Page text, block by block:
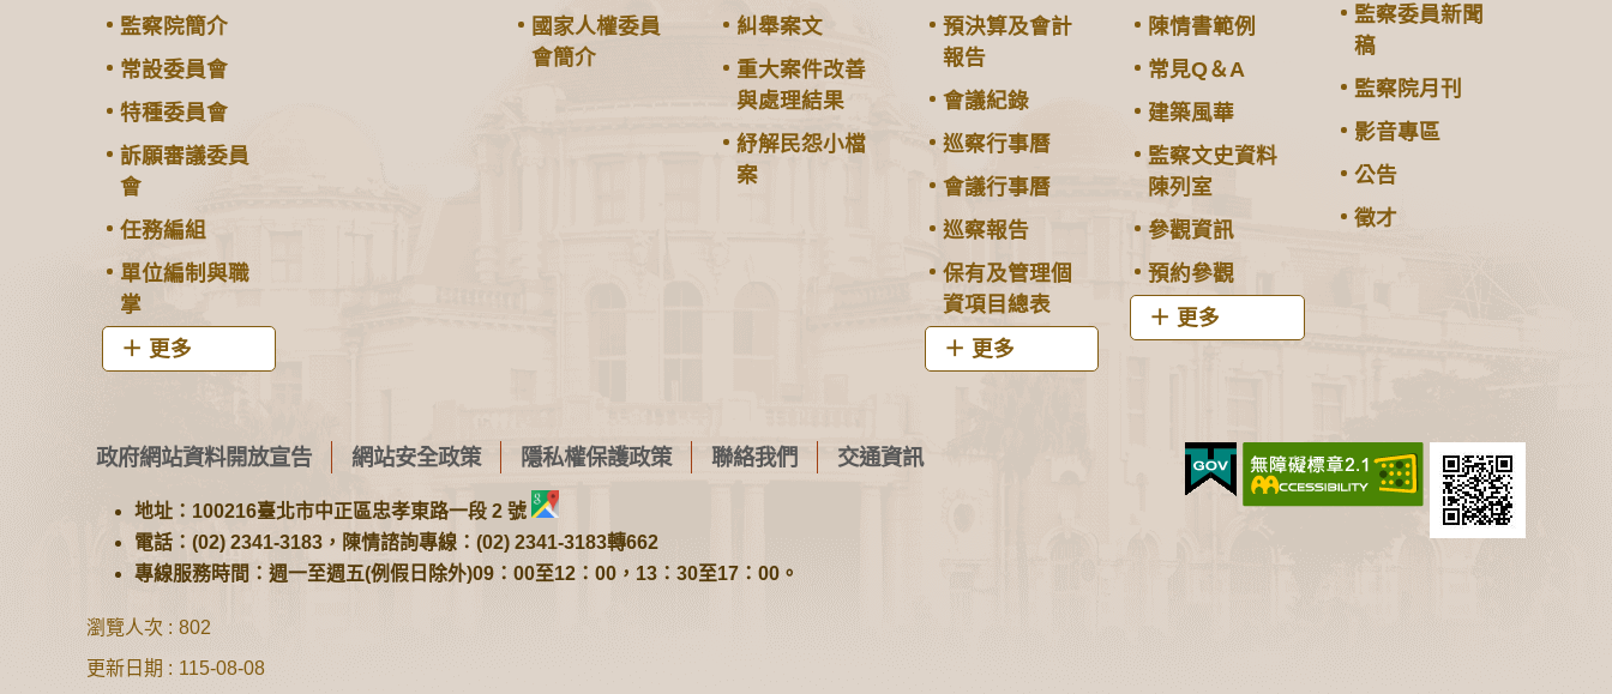
監察院簡介
常設委員會
特種委員會
訴願審議委員
會
任務編組
單位編制與職
掌
更多
國家人權委員
會簡介
糾舉案文
重大案件改善
與處理結果
紓解民怨小檔
案
預決算及會計
報告
會議紀錄
巡察行事曆
會議行事曆
巡察報告
保有及管理個
資項目總表
更多
陳情書範例
常見Q＆A
建築風華
監察文史資料
陳列室
參觀資訊
預約參觀
更多
監察委員新聞
稿
監察院月刊
影音專區
公告
徵才
政府網站資料開放宣告 網站安全政策 隱私權保護政策 聯絡我們 交通資訊
地址：100216臺北市中正區忠孝東路一段 2 號
電話：(02) 2341-3183，陳情諮詢專線：(02) 2341-3183轉662
專線服務時間：週一至週五(例假日除外)09：00至12：00，13：30至17：00。
瀏覽人次
802
更新日期
115-08-08